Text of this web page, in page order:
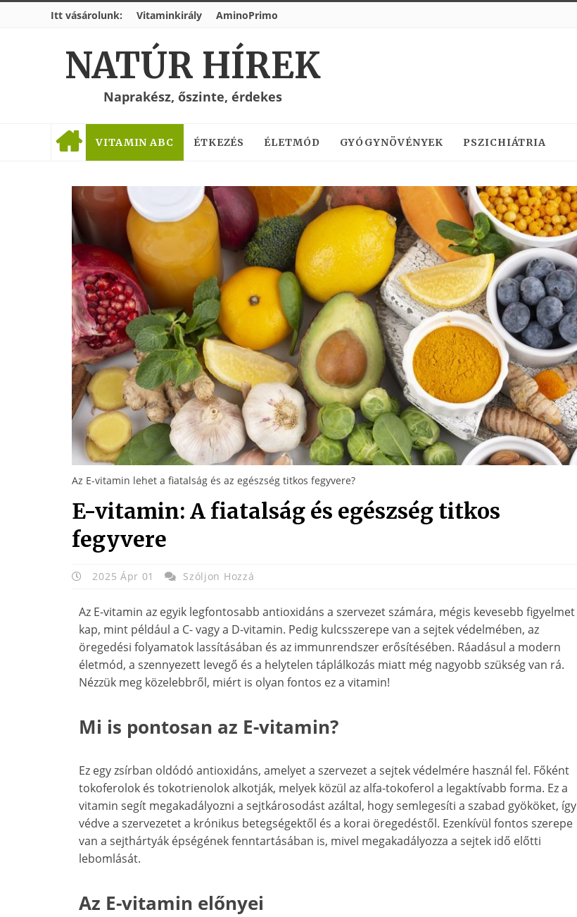
Itt vásárolunk: Vitaminkirály AminoPrimo
NATÚR HÍREK
Naprakész, őszinte, érdekes
VITAMIN ABC ÉTKEZÉS ÉLETMÓD GYÓGYNÖVÉNYEK PSZICHIÁTRIA
Az E-vitamin lehet a fiatalság és az egészség titkos fegyvere?
E-vitamin: A fiatalság és egészség titkos
fegyvere
2025 Ápr 01 Szóljon Hozzá
Az E-vitamin az egyik legfontosabb antioxidáns a szervezet számára, mégis kevesebb figyelmet
kap, mint például a C- vagy a D-vitamin. Pedig kulcsszerepe van a sejtek védelmében, az
öregedési folyamatok lassításában és az immunrendszer erősítésében. Ráadásul a modern
életmód, a szennyezett levegő és a helytelen táplálkozás miatt még nagyobb szükség van rá.
Nézzük meg közelebbről, miért is olyan fontos ez a vitamin!
Mi is pontosan az E-vitamin?
Ez egy zsírban oldódó antioxidáns, amelyet a szervezet a sejtek védelmére használ fel. Főként
tokoferolok és tokotrienolok alkotják, melyek közül az alfa-tokoferol a legaktívabb forma. Ez a
vitamin segít megakadályozni a sejtkárosodást azáltal, hogy semlegesíti a szabad gyököket, így
védve a szervezetet a krónikus betegségektől és a korai öregedéstől. Ezenkívül fontos szerepe
van a sejthártyák épségének fenntartásában is, mivel megakadályozza a sejtek idő előtti
lebomlását.
Az E-vitamin előnyei